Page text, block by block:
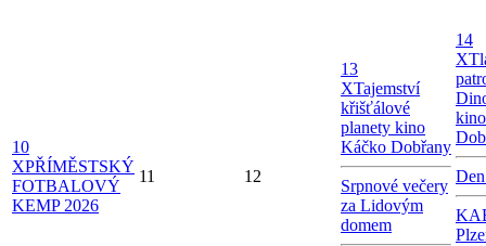
10
XPŘÍMĚSTSKÝ
FOTBALOVÝ
KEMP 2026
11 12
13
XTajemství
křišťálové
planety kino
Káčko Dobřany
Srpnové večery
za Lidovým
domem
14
X